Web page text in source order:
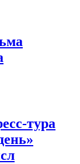
тура